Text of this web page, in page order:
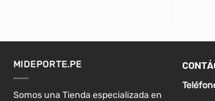
MIDEPORTE.PE
Somos una Tienda especializada en